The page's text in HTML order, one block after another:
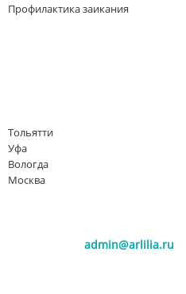
Профилактика заикания
Тольятти
Уфа
Вологда
Москва
admin@arlilia.ru